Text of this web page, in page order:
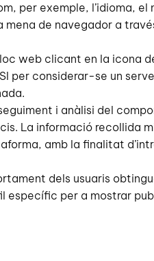
per exemple, l’idioma, el
mena de navegador a
web clicant en la icona
per considerar-se un
i anàlisi del
La informació recollida
amb la finalitat
dels usuaris
específic per a mostrar